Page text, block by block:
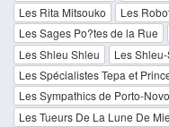
Les Rita Mitsouko
Les
Les Sages Po?tes de la Rue
Les Shleu Shleu
Les
Les Spécialistes Tepa et
Les Sympathics de Porto-Novo
Les Tueurs De La Lune De